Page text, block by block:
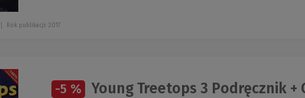
Rok publikacji: 2017
-5 % Young Treetops 3 Podręcznik +